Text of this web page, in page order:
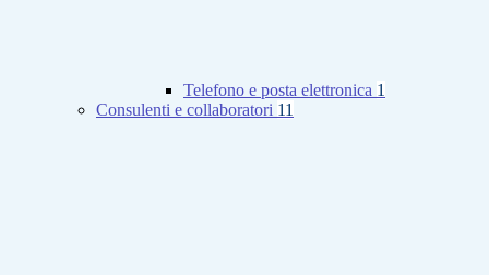
Telefono e posta elettronica 1
Consulenti e collaboratori 11